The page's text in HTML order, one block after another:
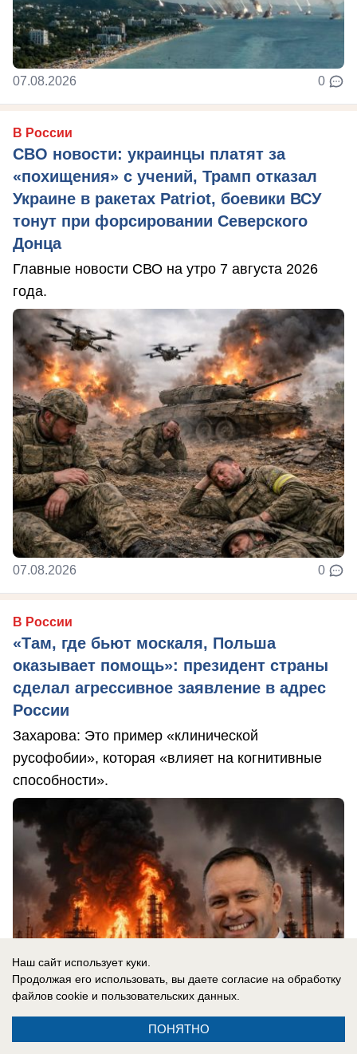
07.08.2026 0
В России
СВО новости: украинцы платят за
«похищения» с учений, Трамп отказал
Украине в ракетах Patriot, боевики ВСУ
тонут при форсировании Северского
Донца
Главные новости СВО на утро 7 августа 2026
года.
07.08.2026 0
В России
«Там, где бьют москаля, Польша
оказывает помощь»: президент страны
сделал агрессивное заявление в адрес
России
Захарова: Это пример «клинической
русофобии», которая «влияет на когнитивные
способности».
Наш сайт использует куки.
Продолжая его использовать, вы даете согласие на обработку
файлов cookie и пользовательских данных.
ПОНЯТНО